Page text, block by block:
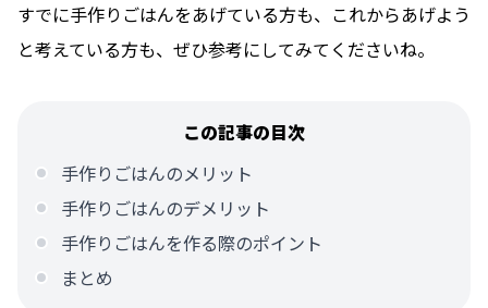
すでに手作りごはんをあげている方も、これからあげよう
と考えている方も、ぜひ参考にしてみてくださいね。
この記事の目次
手作りごはんのメリット
手作りごはんのデメリット
手作りごはんを作る際のポイント
まとめ